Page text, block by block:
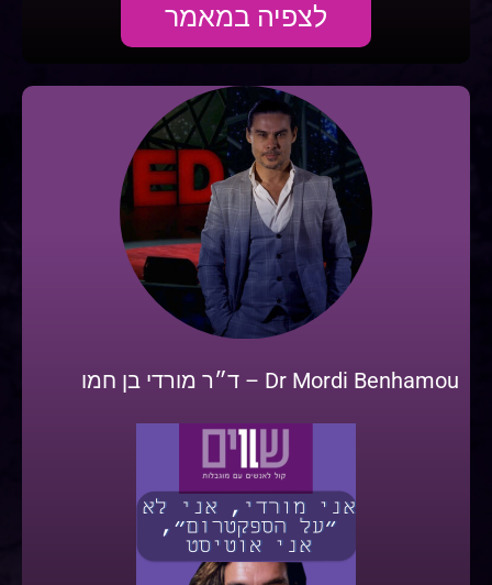
לצפיה במאמר
Dr Mordi Benhamou – ד״ר מורדי בן חמו